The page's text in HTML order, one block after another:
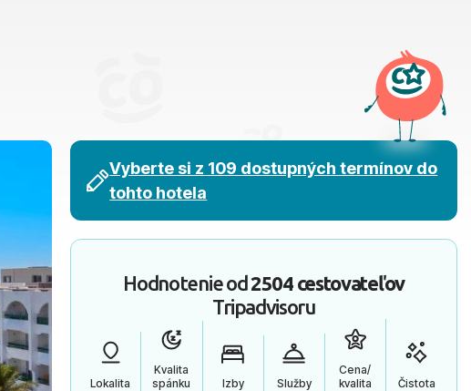
Vyberte si z 109 dostupných termínov do
tohto hotela
Hodnotenie od2504 cestovateľov
Tripadvisoru
Lokalita
Kvalita
spánku
Izby Služby
Cena/
kvalita
Čistota